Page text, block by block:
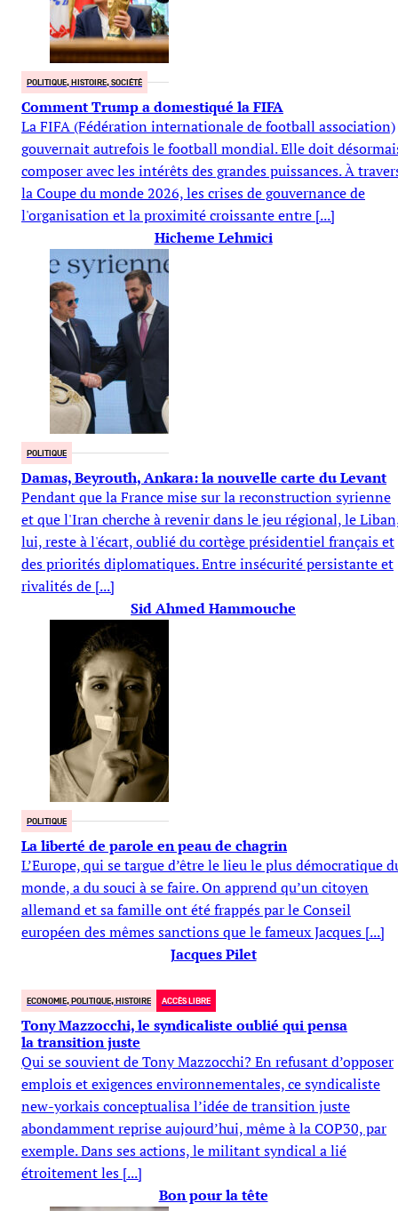
POLITIQUE, HISTOIRE, SOCIÉTÉ
Comment Trump a domestiqué la FIFA
La FIFA (Fédération internationale de football association)
gouvernait autrefois le football mondial. Elle doit
composer avec les intérêts des grandes puissances. À
la Coupe du monde 2026, les crises de gouvernance de
l'organisation et la proximité croissante entre [...]
Hicheme Lehmici
POLITIQUE
Damas, Beyrouth, Ankara: la nouvelle carte du Levant
Pendant que la France mise sur la reconstruction syrienne
et que l'Iran cherche à revenir dans le jeu régional, le
lui, reste à l'écart, oublié du cortège présidentiel français et
des priorités diplomatiques. Entre insécurité persistante et
rivalités de [...]
Sid Ahmed Hammouche
POLITIQUE
La liberté de parole en peau de chagrin
L’Europe, qui se targue d’être le lieu le plus démocratique
monde, a du souci à se faire. On apprend qu’un citoyen
allemand et sa famille ont été frappés par le Conseil
européen des mêmes sanctions que le fameux Jacques [...]
Jacques Pilet
ECONOMIE, POLITIQUE, HISTOIRE ACCÈS LIBRE
Tony Mazzocchi, le syndicaliste oublié qui pensa
la transition juste
Qui se souvient de Tony Mazzocchi? En refusant d’opposer
emplois et exigences environnementales, ce syndicaliste
new-yorkais conceptualisa l’idée de transition juste
abondamment reprise aujourd’hui, même à la COP30, par
exemple. Dans ses actions, le militant syndical a lié
étroitement les [...]
Bon pour la tête